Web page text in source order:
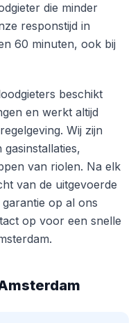
die minder
responstijd in
60 minuten, ook bij
beschikt
en werkt altijd
Wij zijn
van riolen. Na elk
van de uitgevoerde
op al ons
op voor een snelle